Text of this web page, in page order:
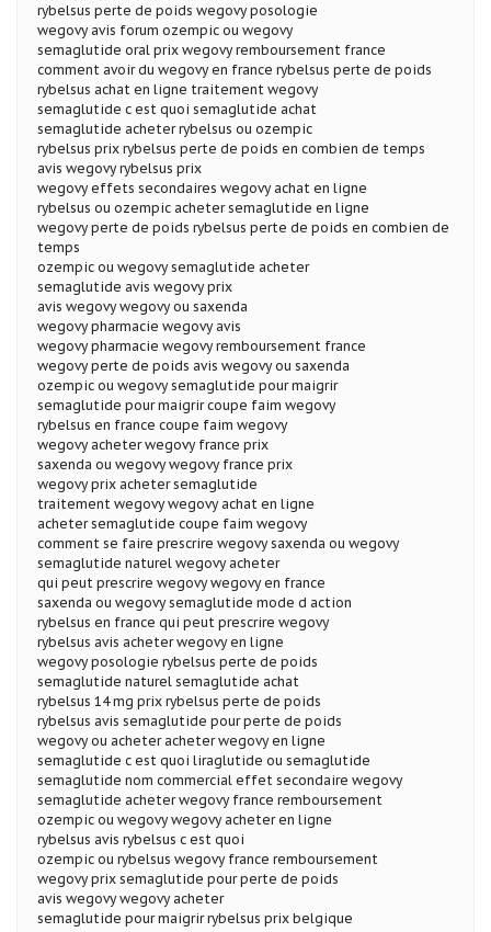
rybelsus perte de poids wegovy posologie
wegovy avis forum ozempic ou wegovy
semaglutide oral prix wegovy remboursement france
comment avoir du wegovy en france rybelsus perte de poids
rybelsus achat en ligne traitement wegovy
semaglutide c est quoi semaglutide achat
semaglutide acheter rybelsus ou ozempic
rybelsus prix rybelsus perte de poids en combien de temps
avis wegovy rybelsus prix
wegovy effets secondaires wegovy achat en ligne
rybelsus ou ozempic acheter semaglutide en ligne
wegovy perte de poids rybelsus perte de poids en combien de
temps
ozempic ou wegovy semaglutide acheter
semaglutide avis wegovy prix
avis wegovy wegovy ou saxenda
wegovy pharmacie wegovy avis
wegovy pharmacie wegovy remboursement france
wegovy perte de poids avis wegovy ou saxenda
ozempic ou wegovy semaglutide pour maigrir
semaglutide pour maigrir coupe faim wegovy
rybelsus en france coupe faim wegovy
wegovy acheter wegovy france prix
saxenda ou wegovy wegovy france prix
wegovy prix acheter semaglutide
traitement wegovy wegovy achat en ligne
acheter semaglutide coupe faim wegovy
comment se faire prescrire wegovy saxenda ou wegovy
semaglutide naturel wegovy acheter
qui peut prescrire wegovy wegovy en france
saxenda ou wegovy semaglutide mode d action
rybelsus en france qui peut prescrire wegovy
rybelsus avis acheter wegovy en ligne
wegovy posologie rybelsus perte de poids
semaglutide naturel semaglutide achat
rybelsus 14 mg prix rybelsus perte de poids
rybelsus avis semaglutide pour perte de poids
wegovy ou acheter acheter wegovy en ligne
semaglutide c est quoi liraglutide ou semaglutide
semaglutide nom commercial effet secondaire wegovy
semaglutide acheter wegovy france remboursement
ozempic ou wegovy wegovy acheter en ligne
rybelsus avis rybelsus c est quoi
ozempic ou rybelsus wegovy france remboursement
wegovy prix semaglutide pour perte de poids
avis wegovy wegovy acheter
semaglutide pour maigrir rybelsus prix belgique